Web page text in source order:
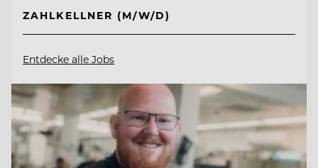
ZAHLKELLNER (M/W/D)
Entdecke alle Jobs